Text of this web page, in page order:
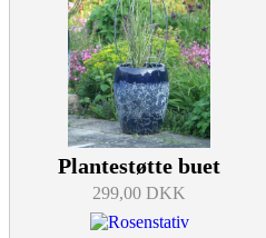
Plantestøtte buet
299,00 DKK